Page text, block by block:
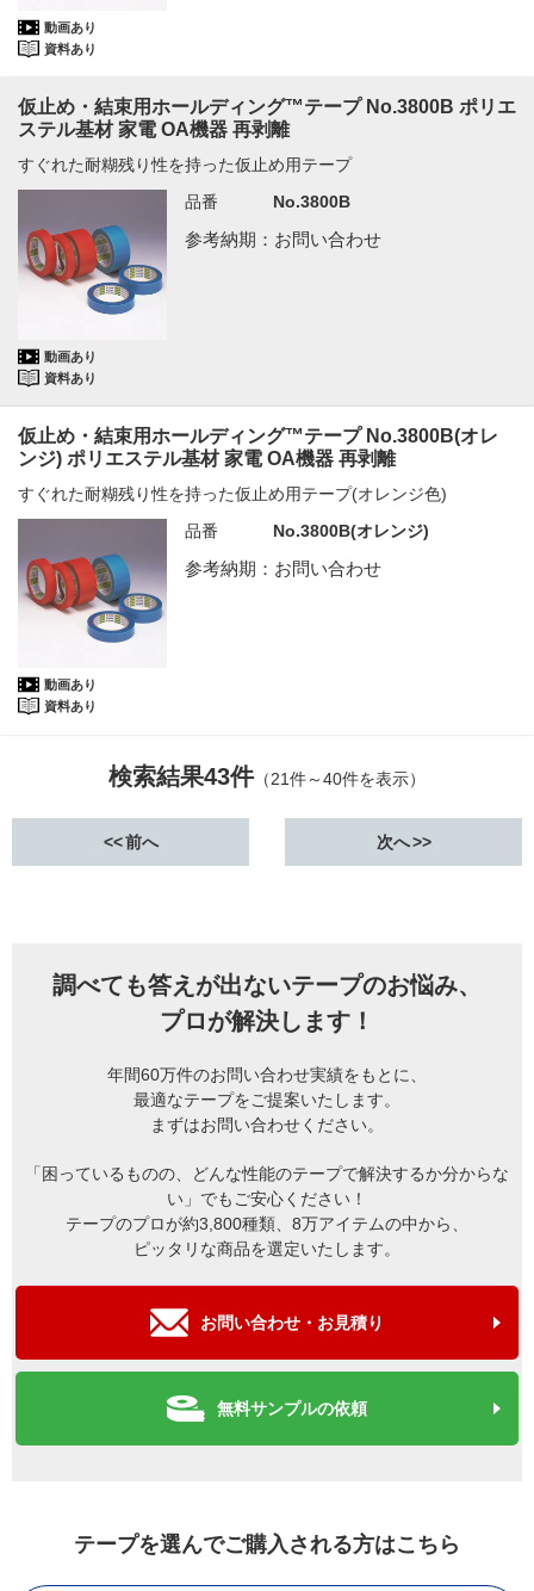
動画あり
資料あり
仮止め・結束用ホールディング™テープ No.3800B ポリエ
ステル基材 家電 OA機器 再剥離
すぐれた耐糊残り性を持った仮止め用テープ
動画あり
資料あり
品番 No.3800B
参考納期：お問い合わせ
仮止め・結束用ホールディング™テープ No.3800B(オレ
ンジ) ポリエステル基材 家電 OA機器 再剥離
すぐれた耐糊残り性を持った仮止め用テープ(オレンジ色)
動画あり
資料あり
品番 No.3800B(オレンジ)
参考納期：お問い合わせ
検索結果43件（21件～40件を表示）
前へ 次へ
調べても答えが出ないテープのお悩み、
プロが解決します！
年間60万件のお問い合わせ実績をもとに、
最適なテープをご提案いたします。
まずはお問い合わせください。
「困っているものの、どんな性能のテープで解決するか分からな
い」でもご安心ください！
テープのプロが約3,800種類、8万アイテムの中から、
ピッタリな商品を選定いたします。
お問い合わせ・お見積り
無料サンプルの依頼
テープを選んでご購入される方はこちら